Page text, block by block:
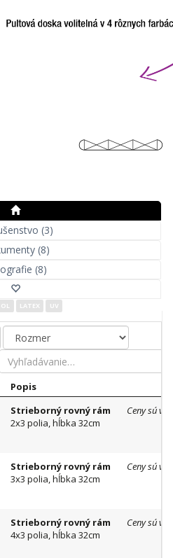
(3)
(8)
(8)
LATEX UV
Popis
Strieborný rovný rám
2x3 polia, hĺbka 32cm
Ceny sú
Strieborný rovný rám
3x3 polia, hĺbka 32cm
Ceny sú
Strieborný rovný rám
4x3 polia, hĺbka 32cm
Ceny sú